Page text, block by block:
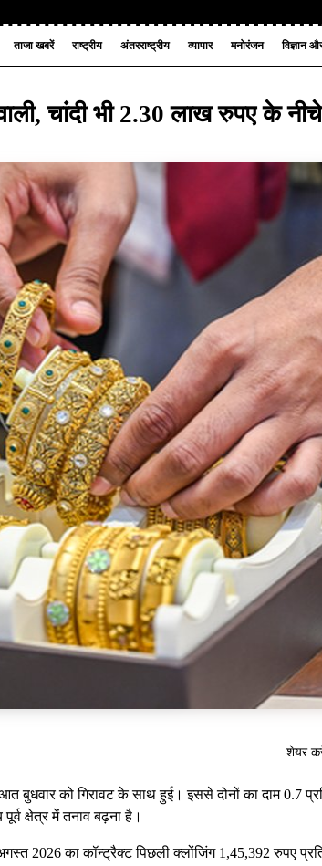
ताजा खबरें राष्ट्रीय अंतरराष्ट्रीय व्यापार मनोरंजन विज्ञान
चांदी भी 2.30 लाख रुपए के
शेयर
बुधवार को गिरावट के साथ हुई। इससे दोनों का दाम 0.7
क्षेत्र में तनाव बढ़ना है।
2026 का कॉन्ट्रैक्ट पिछली क्लोंजिंग 1,45,392 रुपए